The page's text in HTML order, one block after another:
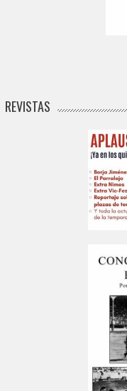
REVISTAS